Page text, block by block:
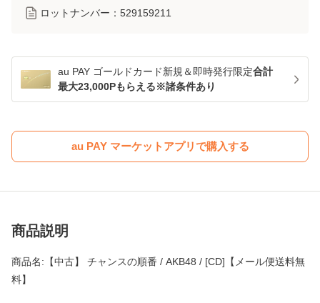
ロットナンバー： 529159211
au PAY ゴールドカード新規＆即時発行限定合計
最大23,000Pもらえる※諸条件あり
au PAY マーケットアプリで購入する
商品説明
商品名:【中古】 チャンスの順番 / AKB48 / [CD]【メール便送料無
料】